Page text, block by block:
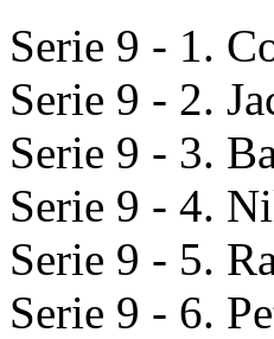
Serie 9 - 1.
Serie 9 - 2.
Serie 9 - 3.
Serie 9 - 4.
Serie 9 - 5.
Serie 9 - 6.